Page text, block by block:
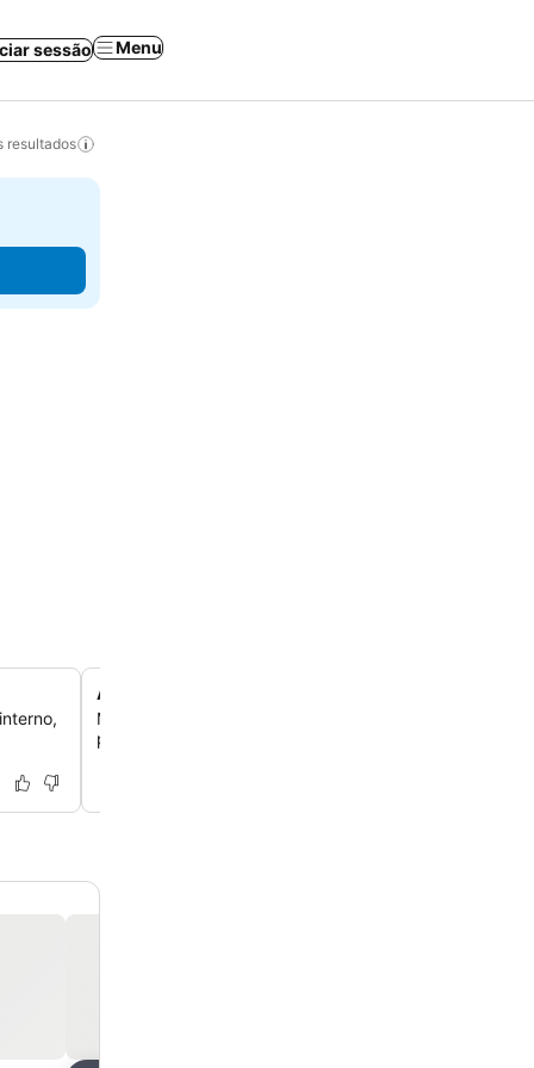
sessão Menu
resultados
Acesso à academia
Mantenha sua rotina de exercícios na academia do
para você se manter ativo durante sua estadia.